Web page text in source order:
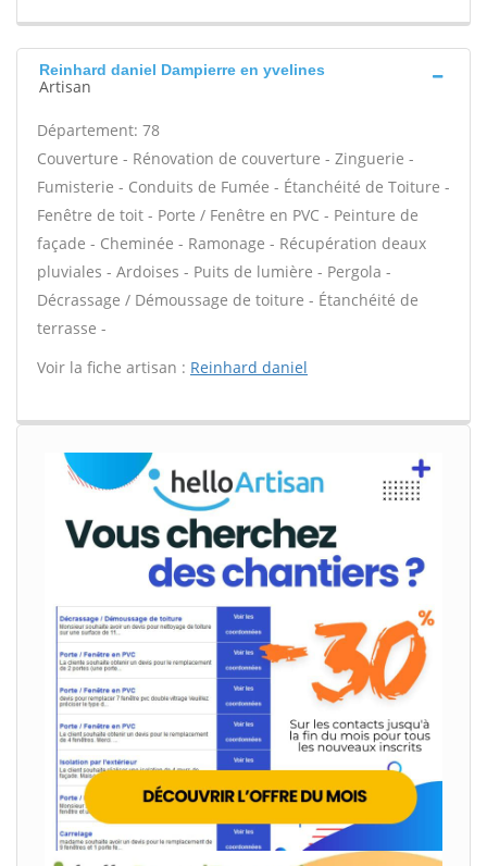
Reinhard daniel Dampierre en yvelines
Artisan
Département: 78
Couverture - Rénovation de couverture - Zinguerie -
Fumisterie - Conduits de Fumée - Étanchéité de Toiture -
Fenêtre de toit - Porte / Fenêtre en PVC - Peinture de
façade - Cheminée - Ramonage - Récupération deaux
pluviales - Ardoises - Puits de lumière - Pergola -
Décrassage / Démoussage de toiture - Étanchéité de
terrasse -
Voir la fiche artisan : Reinhard daniel